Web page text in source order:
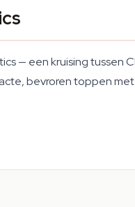
— een kruising tussen
bevroren toppen